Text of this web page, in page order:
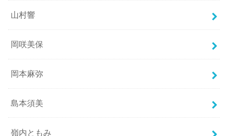
山村響
岡咲美保
岡本麻弥
島本須美
嶺内ともみ